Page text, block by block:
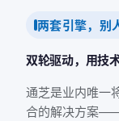
两套引擎，别
双轮驱动，用技
通芝是业内唯一
合的解决方案